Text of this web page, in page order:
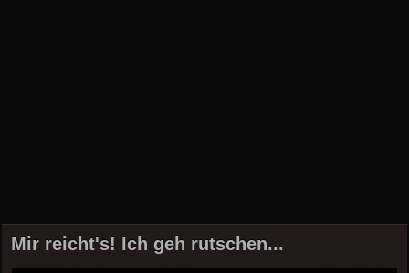
Mir reicht's! Ich geh rutschen...